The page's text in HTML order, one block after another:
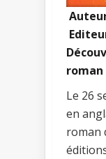
roman
Le 26
en
roman